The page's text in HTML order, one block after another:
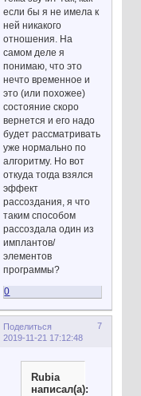
если бы я не имела к
ней никакого
отношения. На
самом деле я
понимаю, что это
нечто временное и
это (или похожее)
состояние скоро
вернется и его надо
будет рассматривать
уже нормально по
алгоритму. Но вот
откуда тогда взялся
эффект
рассоздания, я что
таким способом
рассоздала один из
имплантов/
элементов
программы?
0
Поделиться
7
2019-11-21 17:12:48
Rubia
написал(а):